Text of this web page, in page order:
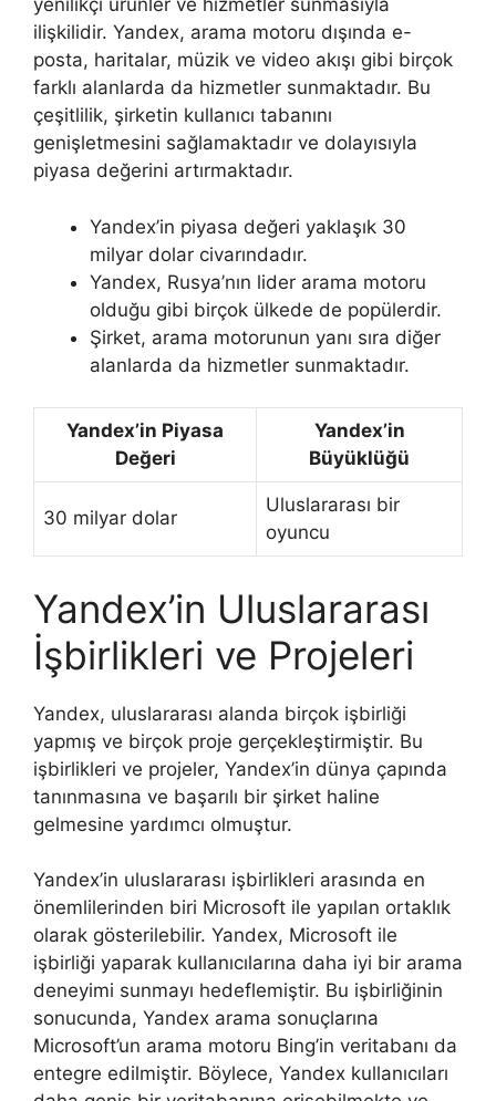
yenilikçi ürünler ve hizmetler sunmasıyla
ilişkilidir. Yandex, arama motoru dışında e-
posta, haritalar, müzik ve video akışı gibi birçok
farklı alanlarda da hizmetler sunmaktadır. Bu
çeşitlilik, şirketin kullanıcı tabanını
genişletmesini sağlamaktadır ve dolayısıyla
piyasa değerini artırmaktadır.
Yandex’in piyasa değeri yaklaşık 30
milyar dolar civarındadır.
Yandex, Rusya’nın lider arama motoru
olduğu gibi birçok ülkede de popülerdir.
Şirket, arama motorunun yanı sıra diğer
alanlarda da hizmetler sunmaktadır.
Yandex’in Piyasa
Değeri
Yandex’in
Büyüklüğü
30 milyar dolar
Uluslararası bir
oyuncu
Yandex’in Uluslararası
İşbirlikleri ve Projeleri
Yandex, uluslararası alanda birçok işbirliği
yapmış ve birçok proje gerçekleştirmiştir. Bu
işbirlikleri ve projeler, Yandex’in dünya çapında
tanınmasına ve başarılı bir şirket haline
gelmesine yardımcı olmuştur.
Yandex’in uluslararası işbirlikleri arasında en
önemlilerinden biri Microsoft ile yapılan ortaklık
olarak gösterilebilir. Yandex, Microsoft ile
işbirliği yaparak kullanıcılarına daha iyi bir arama
deneyimi sunmayı hedeflemiştir. Bu işbirliğinin
sonucunda, Yandex arama sonuçlarına
Microsoft’un arama motoru Bing’in veritabanı da
entegre edilmiştir. Böylece, Yandex kullanıcıları